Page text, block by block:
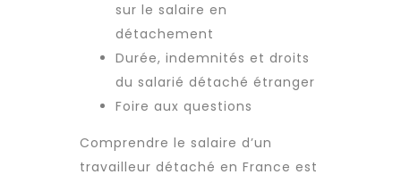
sur le salaire en
détachement
Durée, indemnités et droits
du salarié détaché étranger
Foire aux questions
Comprendre le salaire d’un
travailleur détaché en France est